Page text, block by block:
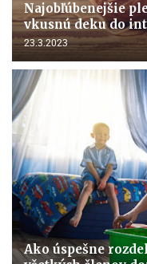
Najobľúbenejšie
vkusnú deku do
23.3.2023
Ako úspešne